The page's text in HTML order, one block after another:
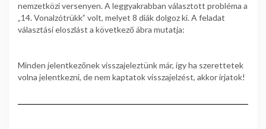
nemzetközi versenyen. A leggyakrabban választott probléma a
„14. Vonalzótrükk” volt, melyet 8 diák dolgoz ki. A feladat
választási eloszlást a következő ábra mutatja:
Minden jelentkezőnek visszajeleztünk már, így ha szerettetek
volna jelentkezni, de nem kaptatok visszajelzést, akkor írjatok!